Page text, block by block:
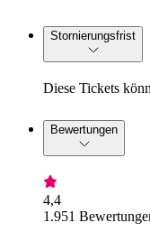
Stornierungsfrist
Diese Tickets
Bewertungen
4,4
1.951